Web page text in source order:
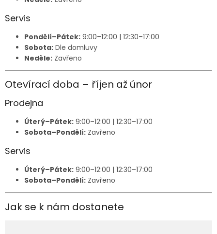
Servis
Pondělí–Pátek: 9:00–12:00 | 12:30–17:00
Sobota: Dle domluvy
Neděle: Zavřeno
Otevírací doba – říjen až únor
Prodejna
Úterý–Pátek: 9:00–12:00 | 12:30–17:00
Sobota–Pondělí: Zavřeno
Servis
Úterý–Pátek: 9:00–12:00 | 12:30–17:00
Sobota–Pondělí: Zavřeno
Jak se k nám dostanete